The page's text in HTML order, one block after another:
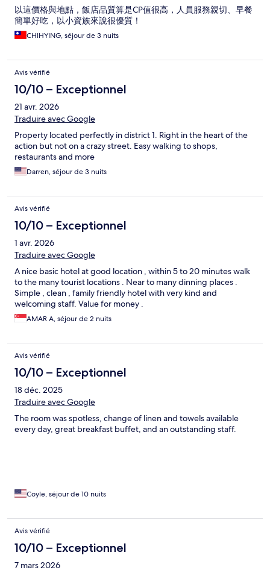
以這價格與地點，飯店品質算是CP值很高，人員服務親切、早餐
簡單好吃，以小資族來說很優質！
CHIHYING, séjour de 3 nuits
Avis vérifié
10/10 – Exceptionnel
21 avr. 2026
Traduire avec Google
Property located perfectly in district 1. Right in the heart of the
action but not on a crazy street. Easy walking to shops,
restaurants and more
Darren, séjour de 3 nuits
Avis vérifié
10/10 – Exceptionnel
1 avr. 2026
Traduire avec Google
A nice basic hotel at good location , within 5 to 20 minutes walk
to the many tourist locations . Near to many dinning places .
Simple , clean , family friendly hotel with very kind and
welcoming staff. Value for money .
AMAR A, séjour de 2 nuits
Avis vérifié
10/10 – Exceptionnel
18 déc. 2025
Traduire avec Google
The room was spotless, change of linen and towels available
every day, great breakfast buffet, and an outstanding staff.
Coyle, séjour de 10 nuits
Avis vérifié
10/10 – Exceptionnel
7 mars 2026